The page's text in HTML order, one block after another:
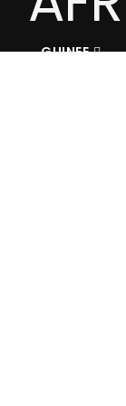
GUINEE